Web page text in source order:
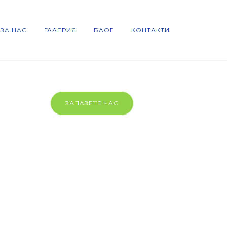
НАС ГАЛЕРИЯ БЛОГ КОНТАКТИ
ЗАПАЗЕТЕ ЧАС